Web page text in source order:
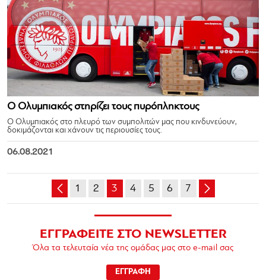
Ο Ολυμπιακός στηρίζει τους πυρόπληκτους
Ο Ολυμπιακός στο πλευρό των συμπολιτών μας που κινδυνεύουν,
δοκιμάζονται και χάνουν τις περιουσίες τους.
06.08.2021
1 2 3 4 5 6 7
ΕΓΓΡΑΦΕΙΤΕ ΣΤΟ NEWSLETTER
Όλα τα τελευταία νέα της ομάδας μας στο e-mail σας
ΕΓΓΡΑΦΗ